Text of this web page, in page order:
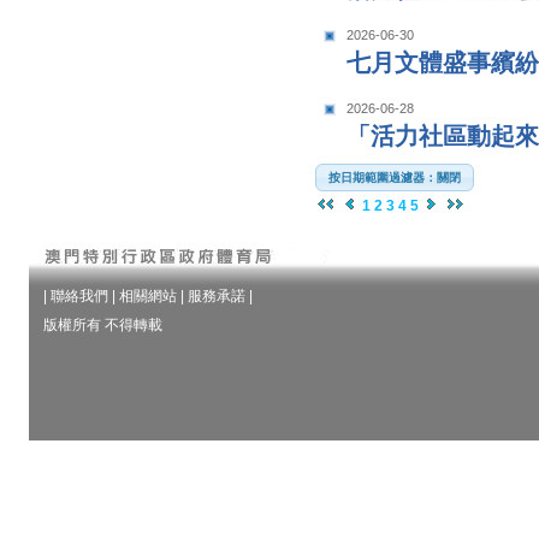
2026-06-30
七月文體盛事繽
2026-06-28
「活力社區動起
按日期範圍過濾器：關閉
1 2 3 4 5
聯絡我們 相關網站 服務承諾
版權所有 不得轉載